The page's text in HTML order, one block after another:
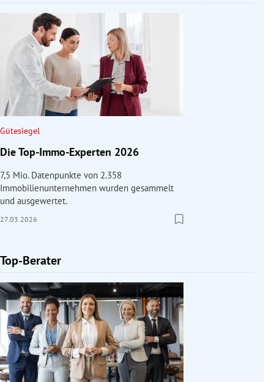
Gütesiegel
Die Top-Immo-Experten 2026
7,5 Mio. Datenpunkte von 2.358
Immobilienunternehmen wurden gesammelt
und ausgewertet.
27.03.2026
Top-Berater
Slide 1 von 1